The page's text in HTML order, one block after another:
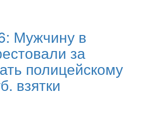
Мужчину в
за
полицейскому
взятки